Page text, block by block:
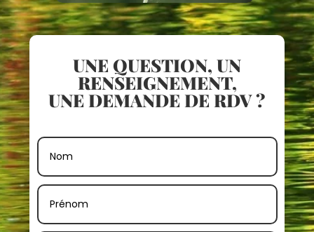
UNE QUESTION, UN
RENSEIGNEMENT,
UNE DEMANDE DE RDV ?